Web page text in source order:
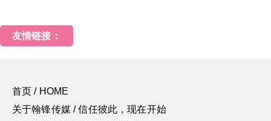
友情链接：
首页 / HOME
关于翰锋传媒 / 信任彼此，现在开始